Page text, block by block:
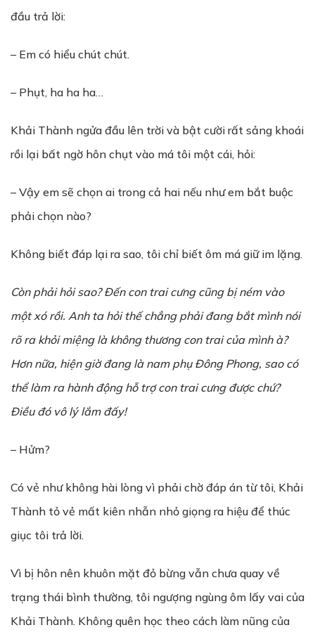
đầu trả lời:
– Em có hiểu chút chút.
– Phụt, ha ha ha…
Khải Thành ngửa đầu lên trời và bật cười rất sảng khoái
rồi lại bất ngờ hôn chụt vào má tôi một cái, hỏi:
– Vậy em sẽ chọn ai trong cả hai nếu như em bắt buộc
phải chọn nào?
Không biết đáp lại ra sao, tôi chỉ biết ôm má giữ im lặng.
Còn phải hỏi sao? Đến con trai cưng cũng bị ném vào
một xó rồi. Anh ta hỏi thế chẳng phải đang bắt mình nói
rõ ra khỏi miệng là không thương con trai của mình à?
Hơn nữa, hiện giờ đang là nam phụ Đông Phong, sao có
thể làm ra hành động hỗ trợ con trai cưng được chứ?
Điều đó vô lý lắm đấy!
– Hửm?
Có vẻ như không hài lòng vì phải chờ đáp án từ tôi, Khải
Thành tỏ vẻ mất kiên nhẫn nhỏ giọng ra hiệu để thúc
giục tôi trả lời.
Vì bị hôn nên khuôn mặt đỏ bừng vẫn chưa quay về
trạng thái bình thường, tôi ngượng ngùng ôm lấy vai của
Khải Thành. Không quên học theo cách làm nũng của